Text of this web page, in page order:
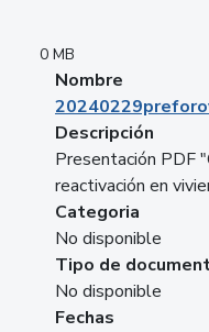
0 MB
Nombre
Descripción
Presentación PDF
reactivación en
Categoria
No disponible
Tipo de
No disponible
Fechas